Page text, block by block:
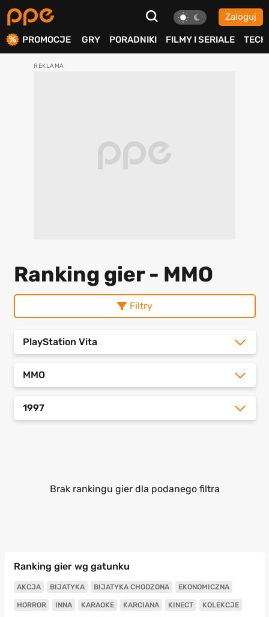
Zaloguj
PROMOCJE GRY PORADNIKI FILMY I SERIALE TECH
Ranking gier - MMO
Filtry
PlayStation Vita
MMO
1997
Brak rankingu gier dla podanego filtra
Ranking gier wg gatunku
AKCJA BIJATYKA BIJATYKA CHODZONA EKONOMICZNA
HORROR INNA KARAOKE KARCIANA KINECT KOLEKCJE